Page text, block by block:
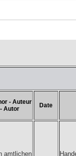
- Auteur
- Autor
Date
amtlichen